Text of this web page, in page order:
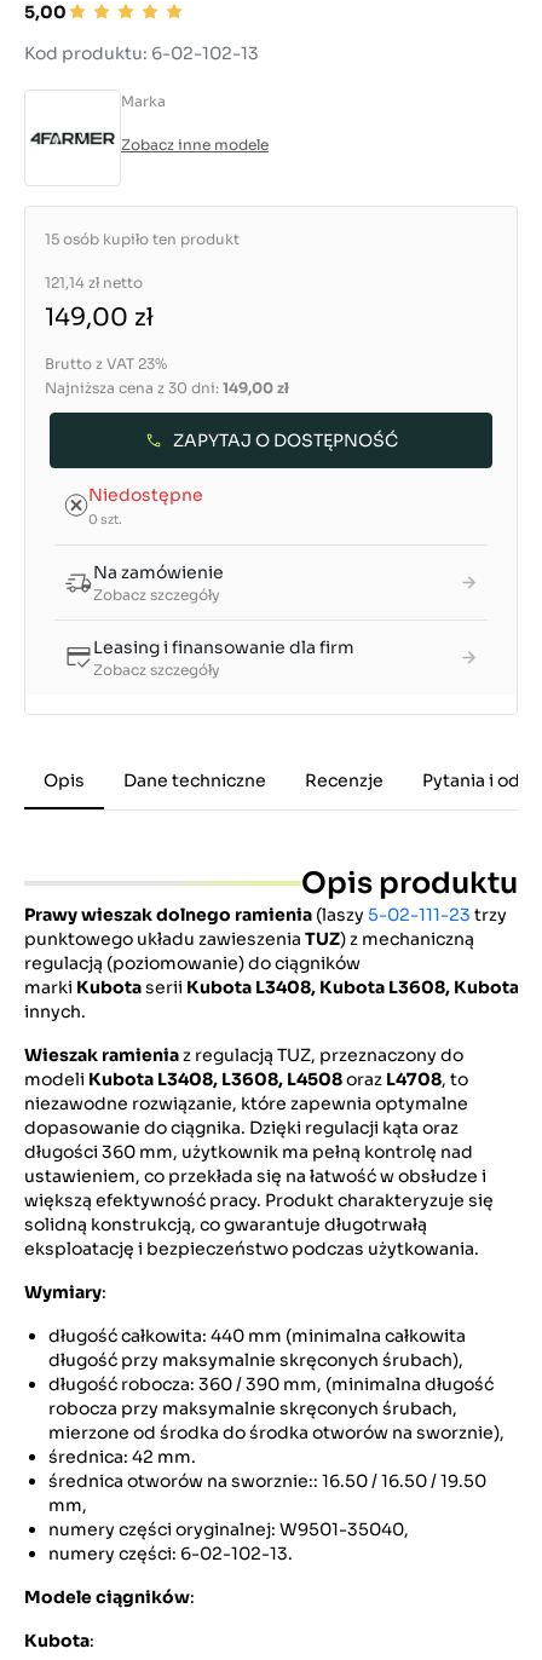
5,00
Kod produktu: 6-02-102-13
Marka
Zobacz inne modele
15 osób kupiło ten produkt
121,14 zł netto
149,00 zł
Brutto z VAT 23%
Najniższa cena z 30 dni: 149,00 zł
ZAPYTAJ O DOSTĘPNOŚĆ
Niedostępne
0 szt.
Na zamówienie
Zobacz szczegóły
Leasing i finansowanie dla firm
Zobacz szczegóły
Opis Dane techniczne Recenzje Pytania i
Opis produktu
Prawy wieszak dolnego ramienia (laszy 5-02-111-23 trzy
punktowego układu zawieszenia TUZ) z mechaniczną
regulacją (poziomowanie) do ciągników
marki Kubotaserii Kubota L3408, Kubota L3608, Kubota
innych.
Wieszak ramieniaz regulacją TUZ, przeznaczony do
modeli Kubota L3408, L3608, L4508oraz L4708, to
niezawodne rozwiązanie, które zapewnia optymalne
dopasowanie do ciągnika. Dzięki regulacji kąta oraz
długości 360 mm, użytkownik ma pełną kontrolę nad
ustawieniem, co przekłada się na łatwość w obsłudze i
większą efektywność pracy. Produkt charakteryzuje się
solidną konstrukcją, co gwarantuje długotrwałą
eksploatację i bezpieczeństwo podczas użytkowania.
Wymiary:
długość całkowita: 440 mm (minimalna całkowita
długość przy maksymalnie skręconych śrubach),
długość robocza: 360 / 390 mm, (minimalna długość
robocza przy maksymalnie skręconych śrubach,
mierzone od środka do środka otworów na sworznie),
średnica: 42 mm.
średnica otworów na sworznie:: 16.50 / 16.50 / 19.50
mm,
numery części oryginalnej: W9501-35040,
numery części: 6-02-102-13.
Modele ciągników:
Kubota: